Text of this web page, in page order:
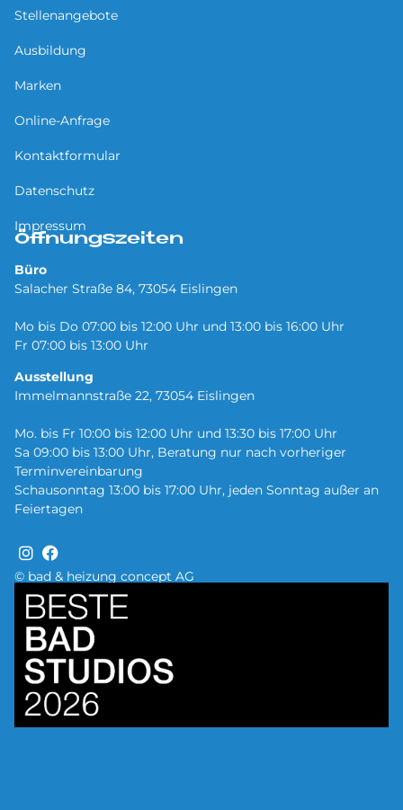
© bad & heizung concept AG
Stellenangebote
Ausbildung
Marken
Online-Anfrage
Kontaktformular
Datenschutz
Impressum
Öffnungszeiten
Büro
Salacher Straße 84, 73054 Eislingen
Mo bis Do 07:00 bis 12:00 Uhr und 13:00 bis 16:00 Uhr
Fr 07:00 bis 13:00 Uhr
Ausstellung
Immelmannstraße 22, 73054 Eislingen
Mo. bis Fr 10:00 bis 12:00 Uhr und 13:30 bis 17:00 Uhr
Sa 09:00 bis 13:00 Uhr, Beratung nur nach vorheriger
Terminvereinbarung
Schausonntag 13:00 bis 17:00 Uhr, jeden Sonntag außer an
Feiertagen